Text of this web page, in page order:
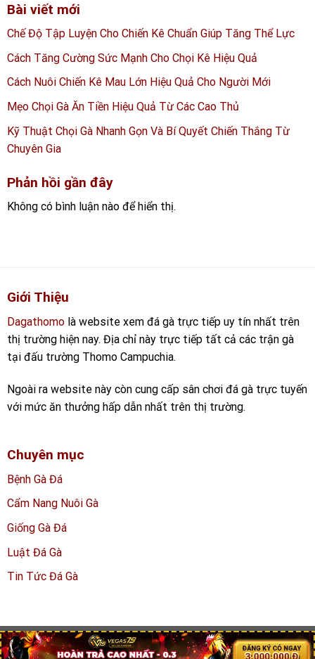
Bài viết mới
Chế Độ Tập Luyện Cho Chiến Kê Chuẩn Giúp Tăng Thể Lực
Cách Tăng Cường Sức Mạnh Cho Chọi Kê Hiệu Quả
Cách Nuôi Chiến Kê Mau Lớn Hiệu Quả Cho Người Mới
Mẹo Chọi Gà Ăn Tiền Hiệu Quả Từ Các Cao Thủ
Kỹ Thuật Chọi Gà Nhanh Gọn Và Bí Quyết Chiến Thắng Từ
Chuyên Gia
Phản hồi gần đây
Không có bình luận nào để hiển thị.
Giới Thiệu
Dagathomo là website xem đá gà trực tiếp uy tín nhất trên
thị trường hiện nay. Địa chỉ này trực tiếp tất cả các trận gà
tại đấu trường Thomo Campuchia.
Ngoài ra website này còn cung cấp sân chơi đá gà trực tuyến
với mức ăn thưởng hấp dẫn nhất trên thị trường.
Chuyên mục
Bệnh Gà Đá
Cẩm Nang Nuôi Gà
Giống Gà Đá
Luật Đá Gà
Tin Tức Đá Gà
Copyright 2026 ©dagathomoo.net